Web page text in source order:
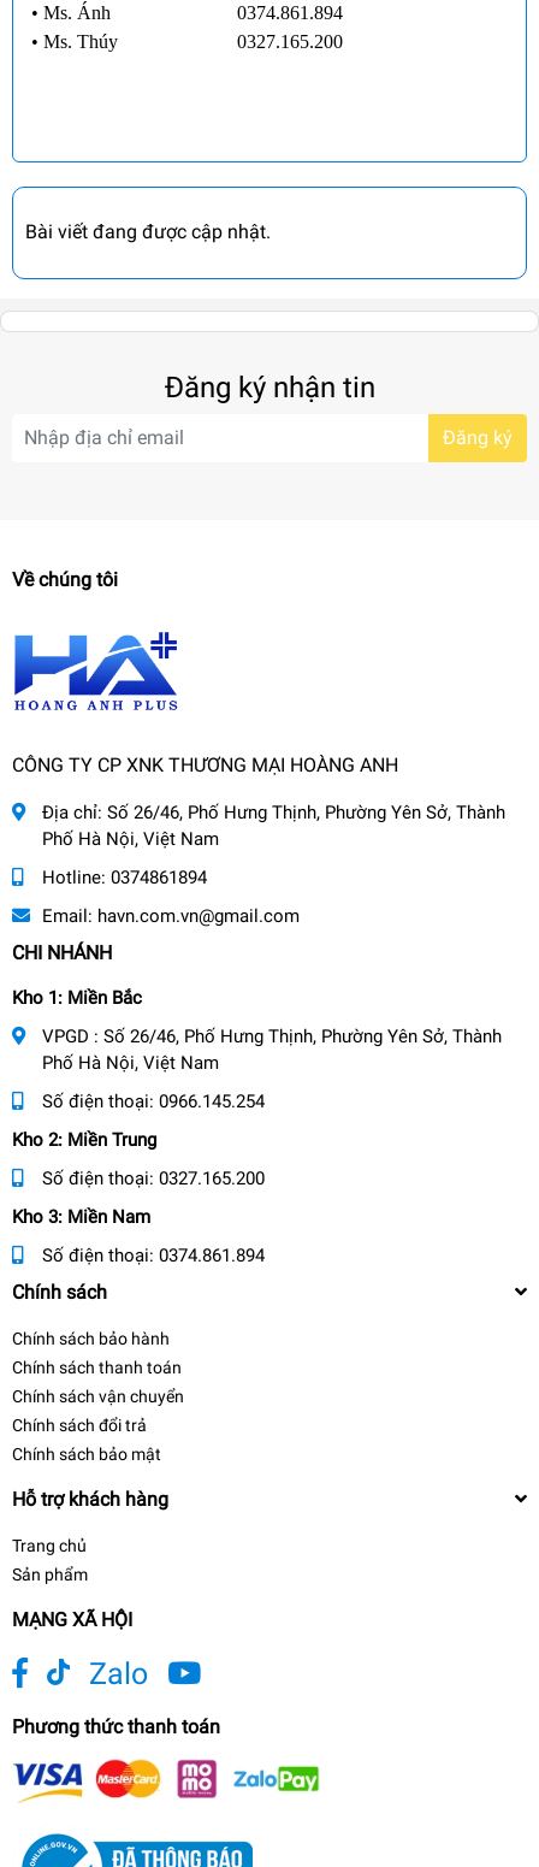
• Ms. Ánh
0374.861.894
• Ms. Thúy 0327.165.200
Bài viết đang được cập nhật.
Đăng ký nhận tin
Đăng ký
Về chúng tôi
CÔNG TY CP XNK THƯƠNG MẠI HOÀNG ANH
Địa chỉ: Số 26/46, Phố Hưng Thịnh, Phường Yên Sở, Thành
Phố Hà Nội, Việt Nam
Hotline: 0374861894
Email: havn.com.vn@gmail.com
CHI NHÁNH
Kho 1: Miền Bắc
VPGD : Số 26/46, Phố Hưng Thịnh, Phường Yên Sở, Thành
Phố Hà Nội, Việt Nam
Số điện thoại: 0966.145.254
Kho 2: Miền Trung
Số điện thoại: 0327.165.200
Kho 3: Miền Nam
Số điện thoại: 0374.861.894
Chính sách
Chính sách bảo hành
Chính sách thanh toán
Chính sách vận chuyển
Chính sách đổi trả
Chính sách bảo mật
Hỗ trợ khách hàng
Trang chủ
Sản phẩm
MẠNG XÃ HỘI
Zalo
Phương thức thanh toán